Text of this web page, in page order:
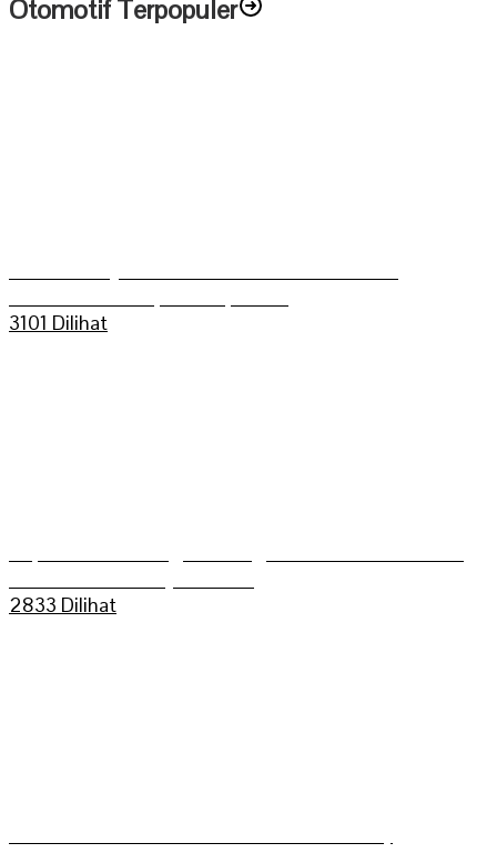
Otomotif Terpopuler
3101 Dilihat
2833 Dilihat